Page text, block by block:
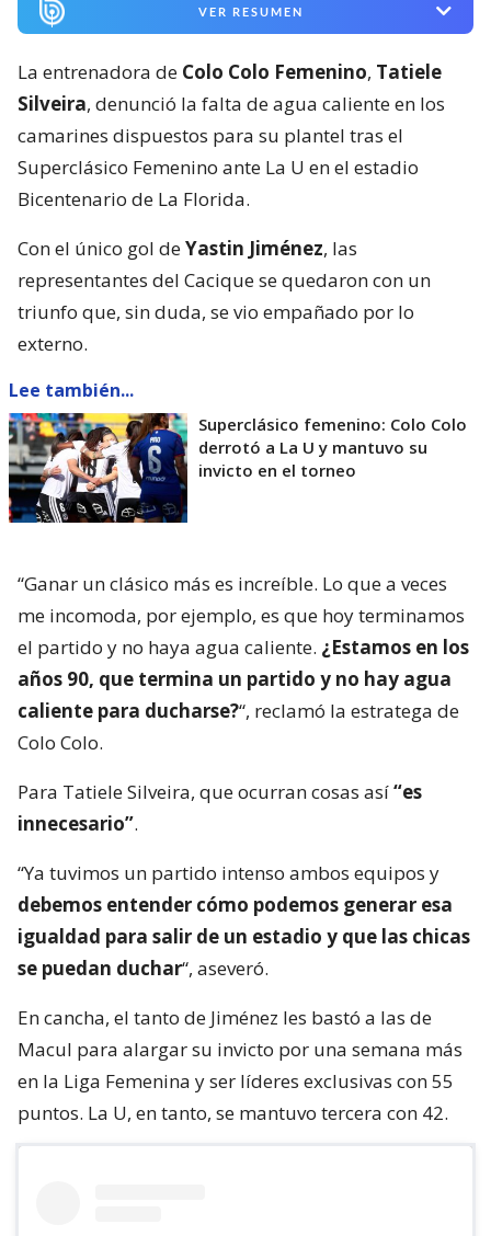
VER RESUMEN
La entrenadora de Colo Colo Femenino, Tatiele
Silveira, denunció la falta de agua caliente en los
camarines dispuestos para su plantel tras el
Superclásico Femenino ante La U en el estadio
Bicentenario de La Florida.
Con el único gol deYastin Jiménez, las
representantes del Cacique se quedaron con un
triunfo que, sin duda, se vio empañado por lo
externo.
Lee también...
Superclásico femenino: Colo Colo
derrotó a La U y mantuvo su
invicto en el torneo
“Ganar un clásico más es increíble. Lo que a veces
me incomoda, por ejemplo, es que hoy terminamos
el partido y no haya agua caliente. ¿Estamos en los
años 90, que termina un partido y no hay agua
caliente para ducharse?“, reclamó la estratega de
Colo Colo.
Para Tatiele Silveira, que ocurran cosas así“es
innecesario”.
“Ya tuvimos un partido intenso ambos equipos y
debemos entender cómo podemos generar esa
igualdad para salir de un estadio y que las chicas
se puedan duchar“, aseveró.
En cancha, el tanto de Jiménez les bastó a las de
Macul para alargar su invicto por una semana más
en la Liga Femenina y ser líderes exclusivas con 55
puntos. La U, en tanto, se mantuvo tercera con 42.